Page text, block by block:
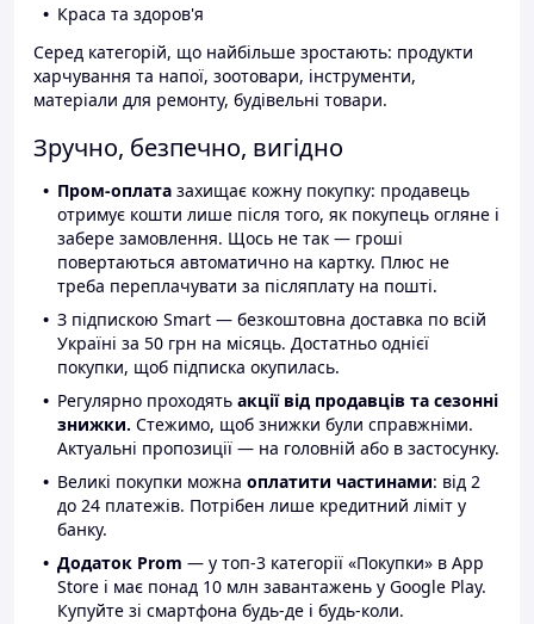
Краса та здоров'я
Серед категорій, що найбільше зростають: продукти
харчування та напої, зоотовари, інструменти,
матеріали для ремонту, будівельні товари.
Зручно, безпечно, вигідно
Пром-оплата захищає кожну покупку: продавець
отримує кошти лише після того, як покупець огляне і
забере замовлення. Щось не так — гроші
повертаються автоматично на картку. Плюс не
треба переплачувати за післяплату на пошті.
З підпискою Smart — безкоштовна доставка по всій
Україні за 50 грн на місяць. Достатньо однієї
покупки, щоб підписка окупилась.
Регулярно проходять акції від продавців та сезонні
знижки. Стежимо, щоб знижки були справжніми.
Актуальні пропозиції — на головній або в застосунку.
Великі покупки можна оплатити частинами: від 2
до 24 платежів. Потрібен лише кредитний ліміт у
банку.
Додаток Prom — у топ-3 категорії «Покупки» в App
Store і має понад 10 млн завантажень у Google Play.
Купуйте зі смартфона будь-де і будь-коли.